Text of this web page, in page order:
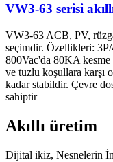
VW3-63 serisi
VW3-63 ACB, PV,
seçimdir. Özellikleri:
800Vac'da 80KA kesme
ve tuzlu koşullara karşı
kadar stabildir. Çevre
sahiptir
Akıllı üretim
Dijital ikiz, Nesnelerin